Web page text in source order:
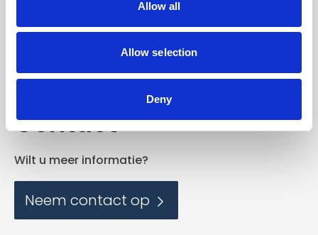
Allow all
Allow selection
Deny
van nieuwe ontwikkelingen.
Contact
Wilt u meer informatie?
Neem contact op